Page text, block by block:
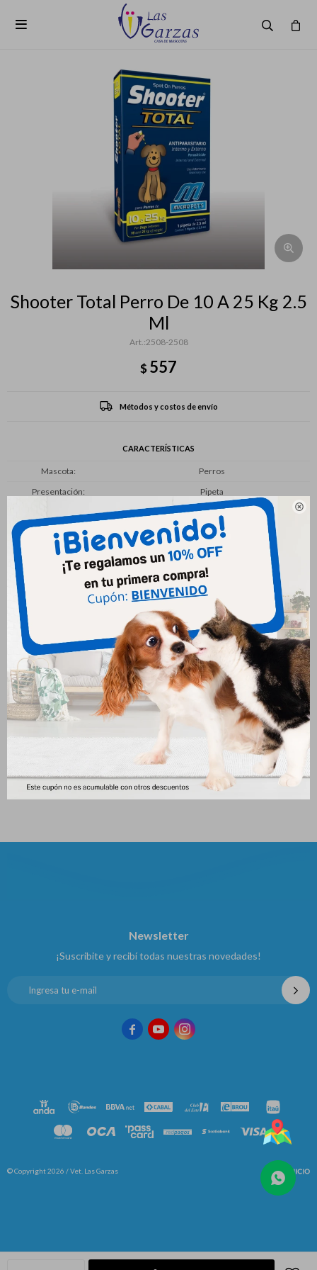


Shooter Total Perro De 10 A 25 Kg 2.5
Ml
2508-2508
$557
Métodos y costos de envío
CARACTERÍSTICAS
Mascota
Perros
Presentación
Pipeta
Productos que te pueden interesar
Dominal Collar Gato
Newsletter
¡Suscribite y recibí todas nuestras novedades!
  
© Copyright 2026 / Vet. Las Garzas
Fenicio